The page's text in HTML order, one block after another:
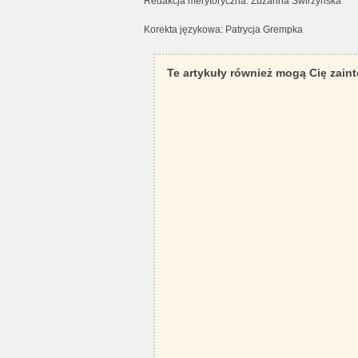
Korekta językowa: Patrycja Grempka
Te artykuły również mogą Cię